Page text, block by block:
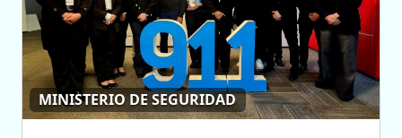
MINISTERIO DE SEGURIDAD